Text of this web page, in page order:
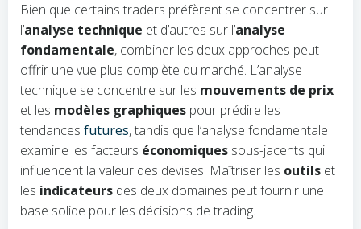
Bien que certains traders préfèrent se concentrer sur
l’analyse technique et d’autres sur l’analyse
fondamentale, combiner les deux approches peut
offrir une vue plus complète du marché. L’analyse
technique se concentre sur les mouvements de prix
et les modèles graphiques pour prédire les
tendances futures, tandis que l’analyse fondamentale
examine les facteurs économiques sous-jacents qui
influencent la valeur des devises. Maîtriser les outils et
les indicateurs des deux domaines peut fournir une
base solide pour les décisions de trading.